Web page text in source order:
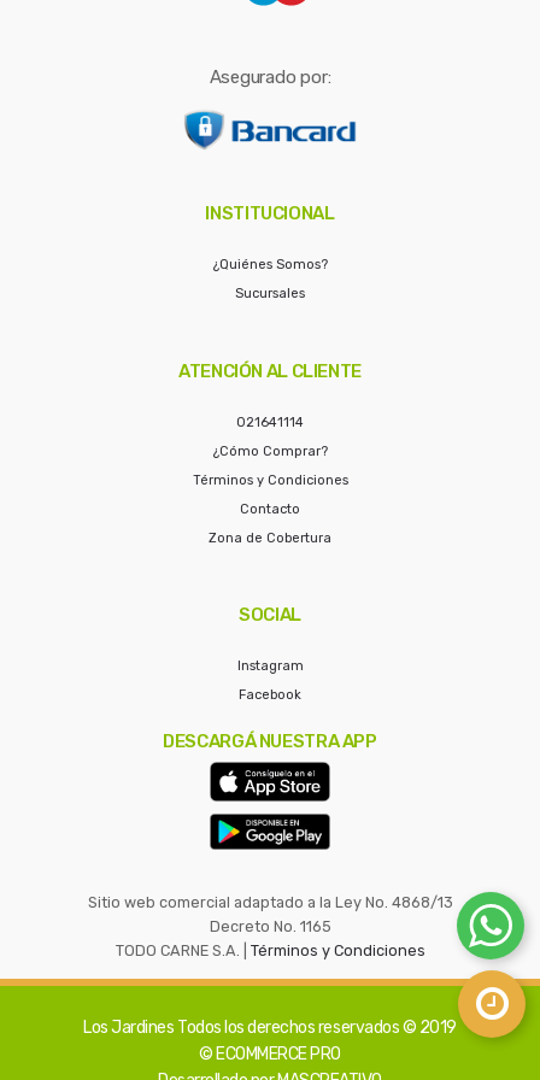
Asegurado por:
INSTITUCIONAL
¿Quiénes Somos?
Sucursales
ATENCIÓN AL CLIENTE
021641114
¿Cómo Comprar?
Términos y Condiciones
Contacto
Zona de Cobertura
SOCIAL
Instagram
Facebook
DESCARGÁ NUESTRA APP
Sitio web comercial adaptado a la Ley No. 4868/13
Decreto No. 1165
TODO CARNE S.A. | Términos y Condiciones
Los Jardines Todos los derechos reservados © 2019
© ECOMMERCE PRO